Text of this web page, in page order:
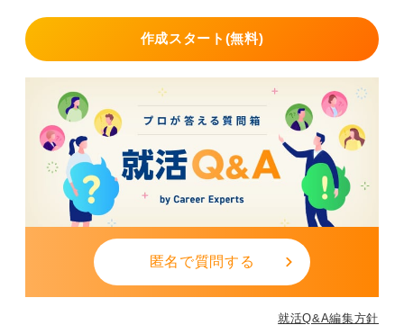
作成スタート(無料)
匿名で質問する
就活Q&A編集方針